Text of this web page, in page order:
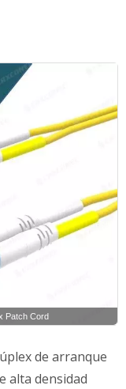
Patch Cord
de arranque
alta densidad